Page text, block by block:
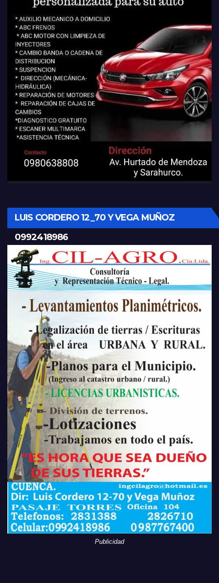
LUIS CORDERO 12_70 Y VEGA MUÑOZ
0992418986
Publicidad